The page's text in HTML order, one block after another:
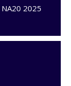
2025